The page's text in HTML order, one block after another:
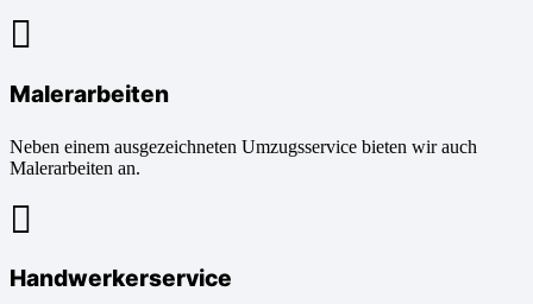
Malerarbeiten
Neben einem ausgezeichneten Umzugsservice bieten wir auch
Malerarbeiten an.
Handwerkerservice